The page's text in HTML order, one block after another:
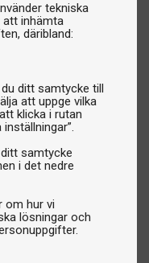
tekniska
att inhämta
däribland:
du ditt samtycke till
att uppge vilka
klicka i rutan
samtycke
i det nedre
om hur vi
lösningar och